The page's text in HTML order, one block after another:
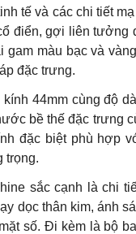
tế và các chi tiết
điển, gợi liên tưởng
gam màu bạc và
đặc trưng.
44mm cùng độ
bề thế đặc trưng
đặc biệt phù hợp
trọng.
sắc cạnh là chi
dọc thân kim, ánh
số. Đi kèm là bộ